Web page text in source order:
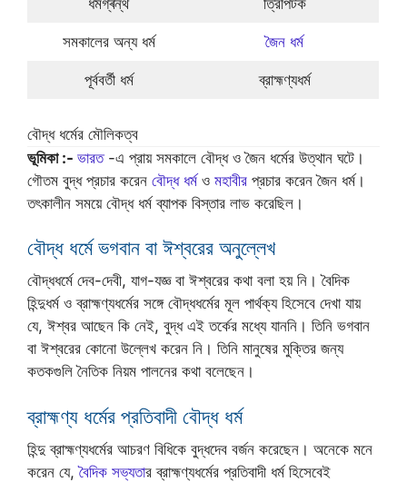
ধর্মগ্ৰন্থ ত্রিপিটক
সমকালের অন্য ধর্ম জৈন ধর্ম
পূর্ববর্তী ধর্ম ব্রাহ্মণ্যধর্ম
বৌদ্ধ ধর্মের মৌলিকত্ব
ভূমিকা :- ভারত-এ প্রায় সমকালে বৌদ্ধ ও জৈন ধর্মের উত্থান ঘটে।
গৌতম বুদ্ধ প্রচার করেন বৌদ্ধ ধর্মও মহাবীর প্রচার করেন জৈন ধর্ম।
তৎকালীন সময়ে বৌদ্ধ ধর্ম ব্যাপক বিস্তার লাভ করেছিল।
বৌদ্ধ ধর্মে ভগবান বা ঈশ্বরের অনুল্লেখ
বৌদ্ধধর্মে দেব-দেবী, যাগ-যজ্ঞ বা ঈশ্বরের কথা বলা হয় নি। বৈদিক
হিন্দুধর্ম ও ব্রাহ্মণ্যধর্মের সঙ্গে বৌদ্ধধর্মের মূল পার্থক্য হিসেবে দেখা যায়
যে, ঈশ্বর আছেন কি নেই, বুদ্ধ এই তর্কের মধ্যে যাননি। তিনি ভগবান
বা ঈশ্বরের কোনো উল্লেখ করেন নি। তিনি মানুষের মুক্তির জন্য
কতকগুলি নৈতিক নিয়ম পালনের কথা বলেছেন।
ব্রাহ্মণ্য ধর্মের প্রতিবাদী বৌদ্ধ ধর্ম
হিন্দু ব্রাহ্মণ্যধর্মের আচরণ বিধিকে বুদ্ধদেব বর্জন করেছেন। অনেকে মনে
করেন যে,বৈদিক সভ্যতার ব্রাহ্মণ্যধর্মের প্রতিবাদী ধর্ম হিসেবেই